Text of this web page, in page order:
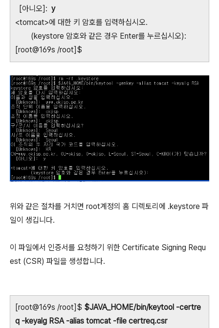
[아니오]: y
<tomcat>에 대한 키 암호를 입력하십시오.
(keystore 암호와 같은 경우 Enter를 누르십시오):
[root@169s /root]$
위와 같은 절차를 거치면 root계정의 홈 디렉토리에 .keystore 파
일이 생깁니다.
이 파일에서 인증서를 요청하기 위한 Certificate Signing Requ
est (CSR) 파일을 생성합니다.
[root@169s /root]$ $JAVA_HOME/bin/keytool -certre
q -keyalg RSA -alias tomcat -file certreq.csr